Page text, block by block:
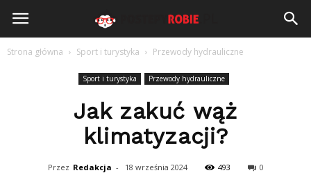
PostepyRobie.pl
Strona główna Sport i turystyka Przewody hydrauliczne
Sport i turystyka Przewody hydrauliczne
Jak zakuć wąż
klimatyzacji?
Przez Redakcja - 18 września 2024 493 0